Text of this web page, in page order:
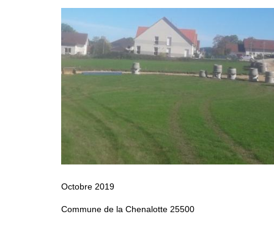
Octobre 2019
Commune de la Chenalotte 25500